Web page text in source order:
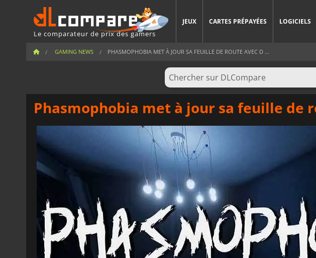
Le comparateur de prix des gamers
JEUX CARTES PRÉPAYÉES LOGICIELS
GAMING NEWS PHASMOPHOBIA MET À JOUR SA FEUILLE DE ROUTE AVEC D ...
Phasmophobia met à jour sa feuille de